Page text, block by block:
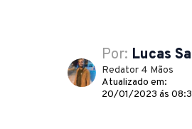
Por: Lucas
Redator 4 Mãos
Atualizado em:
20/01/2023 ás